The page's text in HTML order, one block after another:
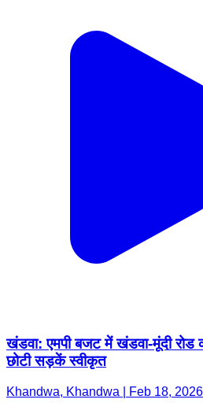
खंडवा: एमपी बजट में खंडवा-मूंदी रोड
छोटी सड़कें स्वीकृत
Khandwa, Khandwa | Feb 18, 2026